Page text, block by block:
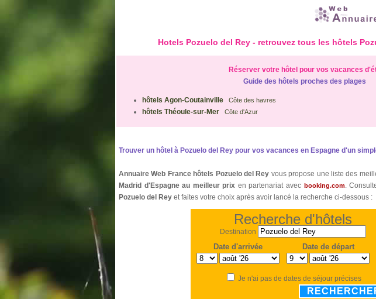
Hotels Pozuelo del Rey - retrouvez tous les hôtels
Réserver votre hôtel pour vos vacances
Guide des hôtels proches des plages
hôtels Agon-Coutainville Côte des havres
hôtels Théoule-sur-Mer Côte d'Azur
Trouver un hôtel à Pozuelo del Rey pour vos vacances en Espagne d'un
Annuaire Web France hôtels Pozuelo del Rey vous propose une liste des
Madrid d'Espagne au meilleur prix en partenariat avec booking.com.
Pozuelo del Rey et faites votre choix après avoir lancé la recherche ci-dessous :
Recherche d'hôtels
Destination
Date d'arrivée Date de départ
Je n'ai pas de dates de séjour précises